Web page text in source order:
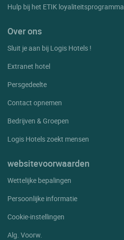
Hulp bij het ETIK loyaliteitsprogramma
Over ons
Sluit je aan bij Logis Hotels !
Extranet hotel
Persgedeelte
Contact opnemen
Bedrijven & Groepen
Logis Hotels zoekt mensen
websitevoorwaarden
Wettelijke bepalingen
Persoonlijke informatie
Cookie-instellingen
Alg. Voorw.